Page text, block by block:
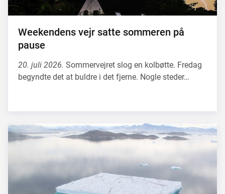
Weekendens vejr satte sommeren på
pause
20. juli 2026. Sommervejret slog en kolbøtte. Fredag
begyndte det at buldre i det fjerne. Nogle steder…